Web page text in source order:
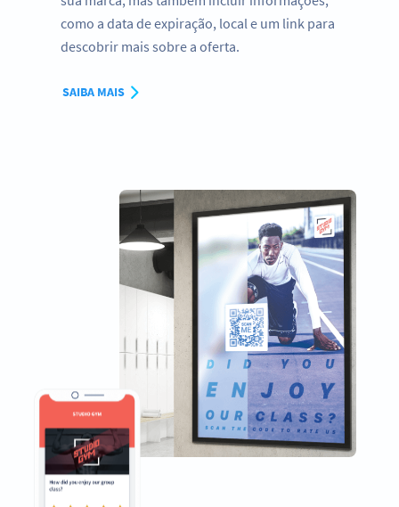
como a data de expiração, local e um link para
descobrir mais sobre a oferta.
SAIBA MAIS